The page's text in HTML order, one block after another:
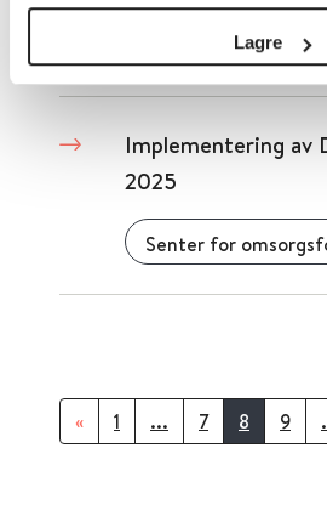
Lagre
Implementering av
2025
« 1 ... 7 8 9